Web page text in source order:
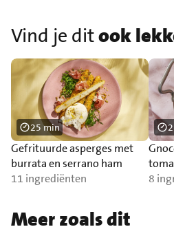
Vind je ditook
Gefrituurde asperges met
burrata en serrano ham
11 ingrediënten
25 min
zalm
8
Meer zoals dit